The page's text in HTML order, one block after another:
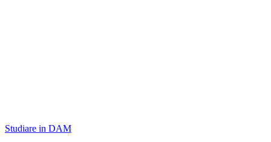
Studiare in DAM